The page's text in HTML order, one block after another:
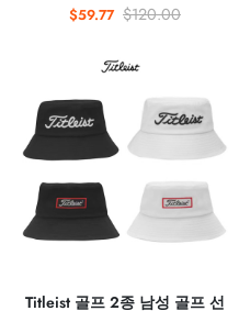
$59.77 $120.00
Titleist 골프 2종 남성 골프 선